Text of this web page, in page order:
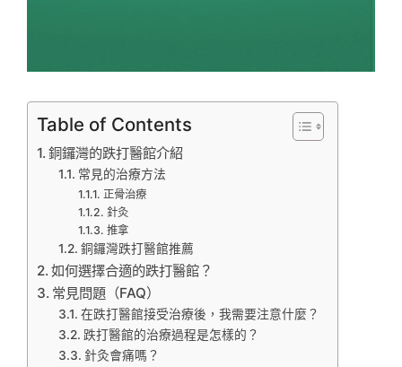
Table of Contents
銅鑼灣的跌打醫館介紹
常見的治療方法
正骨治療
針灸
推拿
銅鑼灣跌打醫館推薦
如何選擇合適的跌打醫館？
常見問題（FAQ）
在跌打醫館接受治療後，我需要注意什麼？
跌打醫館的治療過程是怎樣的？
針灸會痛嗎？